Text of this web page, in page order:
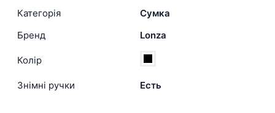
Категорія
Сумка
Бренд
Lonza
Колір
Знімні ручки Есть